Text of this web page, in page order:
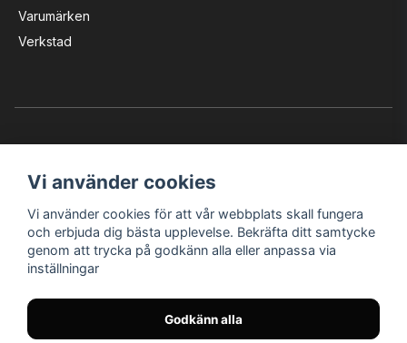
Varumärken
Verkstad
© Nilssons MC - Allt för dig & din MC
Instagram Facebook YouTube
Vi använder cookies
Vi använder cookies för att vår webbplats skall fungera
och erbjuda dig bästa upplevelse. Bekräfta ditt samtycke
genom att trycka på godkänn alla eller anpassa via
inställningar
Godkänn alla